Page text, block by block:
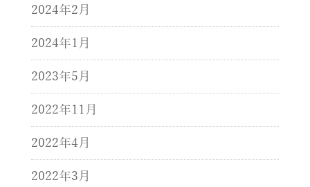
2024年2月
2024年1月
2023年5月
2022年11月
2022年4月
2022年3月